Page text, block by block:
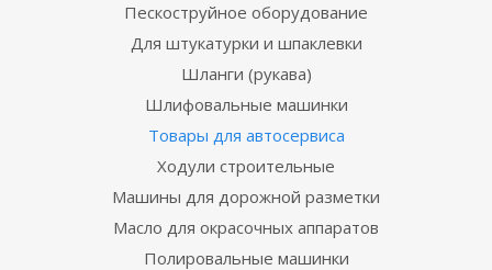
Пескоструйное оборудование
Для штукатурки и шпаклевки
Шланги (рукава)
Шлифовальные машинки
Товары для автосервиса
Ходули строительные
Машины для дорожной разметки
Масло для окрасочных аппаратов
Полировальные машинки